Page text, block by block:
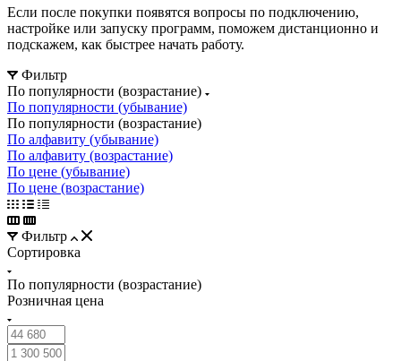
Если после покупки появятся вопросы по подключению,
настройке или запуску программ, поможем дистанционно и
подскажем, как быстрее начать работу.
Фильтр
По популярности (возрастание)
По популярности (убывание)
По популярности (возрастание)
По алфавиту (убывание)
По алфавиту (возрастание)
По цене (убывание)
По цене (возрастание)
Фильтр
Сортировка
По популярности (возрастание)
Розничная цена